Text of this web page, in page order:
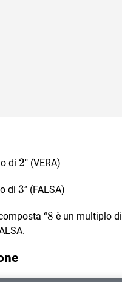
di 2
2" (VERA)
di 3
3’’ (FALSA)
“8
8 è un multiplo di